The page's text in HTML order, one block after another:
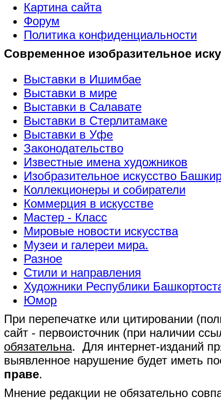
Картина сайта
Форум
Политика конфиденциальности
Современное изобразительное
Выставки в Ишимбае
Выставки в мире
Выставки в Салавате
Выставки в Стерлитамаке
Выставки в Уфе
Законодательство
Известные имена художников
Изобразительное искусство
Коллекционеры и собиратели
Коммерция в искусстве
Мастер - Класс
Мировые новости искусства
Музеи и галереи мира.
Разное
Стили и направления
Художники Республики
Юмор
При перепечатке или цитировании
сайт - первоисточник (при наличии
обязательна. Для интернет-изданий
выявленное нарушение будет иметь
праве.
Мнение редакции не обязательно